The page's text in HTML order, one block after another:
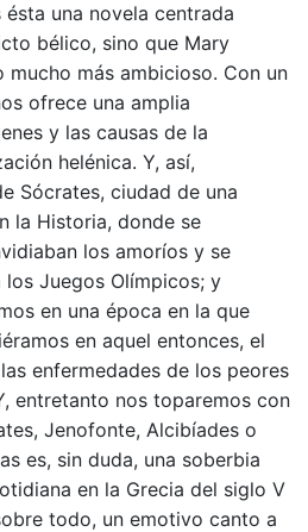
una novela centrada
bélico, sino que Mary
mucho más ambicioso. Con un
ofrece una amplia
y las causas de la
helénica. Y, así,
Sócrates, ciudad de una
la Historia, donde se
los amoríos y se
Juegos Olímpicos; y
en una época en la que
en aquel entonces, el
enfermedades de los peores
entretanto nos toparemos con
Jenofonte, Alcibíades o
es, sin duda, una soberbia
en la Grecia del siglo V
todo, un emotivo canto a